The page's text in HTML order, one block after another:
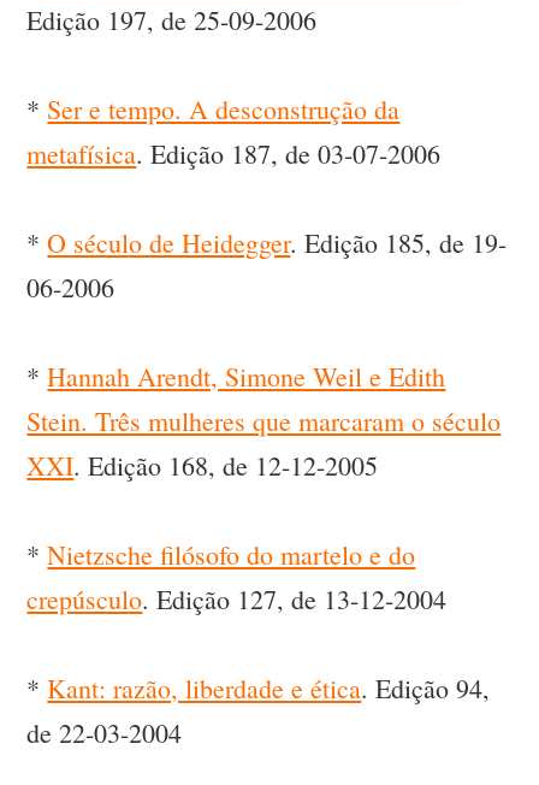
Edição 197, de 25-09-2006
* Ser e tempo. A desconstrução da
metafísica. Edição 187, de 03-07-2006
*O século de Heidegger. Edição 185, de 19-
06-2006
*Hannah Arendt, Simone Weil e Edith
Stein. Três mulheres que marcaram o século
XXI. Edição 168, de 12-12-2005
*Nietzsche filósofo do martelo e do
crepúsculo. Edição 127, de 13-12-2004
*Kant: razão, liberdade e ética. Edição 94,
de 22-03-2004